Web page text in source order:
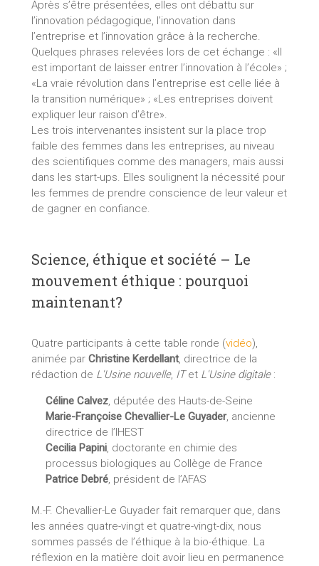
Après s’être présentées, elles ont débattu sur
l’innovation pédagogique, l’innovation dans
l’entreprise et l’innovation grâce à la recherche.
Quelques phrases relevées lors de cet échange : «Il
est important de laisser entrer l’innovation à l’école» ;
«La vraie révolution dans l’entreprise est celle liée à
la transition numérique» ; «Les entreprises doivent
expliquer leur raison d’être».
Les trois intervenantes insistent sur la place trop
faible des femmes dans les entreprises, au niveau
des scientifiques comme des managers, mais aussi
dans les start-ups. Elles soulignent la nécessité pour
les femmes de prendre conscience de leur valeur et
de gagner en confiance.
Science, éthique et société – Le
mouvement éthique : pourquoi
maintenant?
Quatre participants à cette table ronde (vidéo),
animée par Christine Kerdellant, directrice de la
rédaction de L'Usine nouvelle, ITet L'Usine digitale:
Céline Calvez, députée des Hauts-de-Seine
Marie-Françoise Chevallier-Le Guyader, ancienne
directrice de l’IHEST
Cecilia Papini, doctorante en chimie des
processus biologiques au Collège de France
Patrice Debré, président de l’AFAS
M.-F. Chevallier-Le Guyader fait remarquer que, dans
les années quatre-vingt et quatre-vingt-dix, nous
sommes passés de l’éthique à la bio-éthique. La
réflexion en la matière doit avoir lieu en permanence